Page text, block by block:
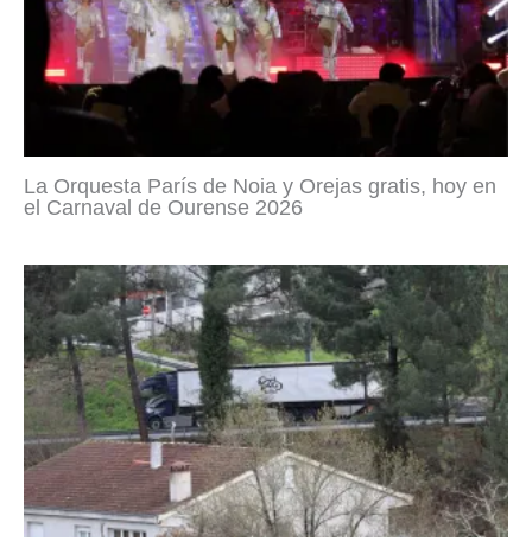
La Orquesta París de Noia y Orejas gratis, hoy en
el Carnaval de Ourense 2026